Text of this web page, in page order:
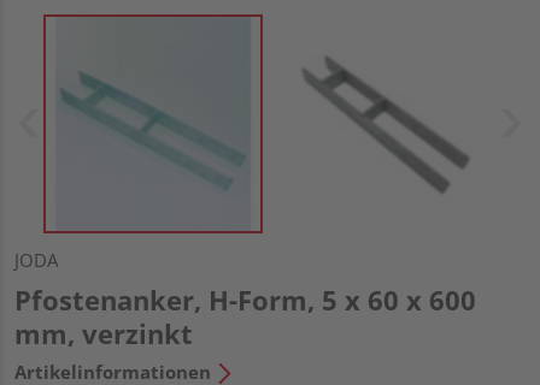
JODA
Pfostenanker, H-Form, 5 x 60 x 600
mm, verzinkt
Artikelinformationen